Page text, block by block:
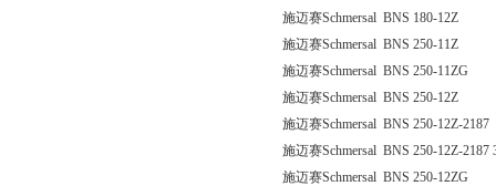
施迈赛Schmersal BNS 180-12Z
施迈赛Schmersal BNS 250-11Z
施迈赛Schmersal BNS 250-11ZG
施迈赛Schmersal BNS 250-12Z
施迈赛Schmersal BNS 250-12Z-2187
施迈赛Schmersal BNS 250-12Z-2187
施迈赛Schmersal BNS 250-12ZG